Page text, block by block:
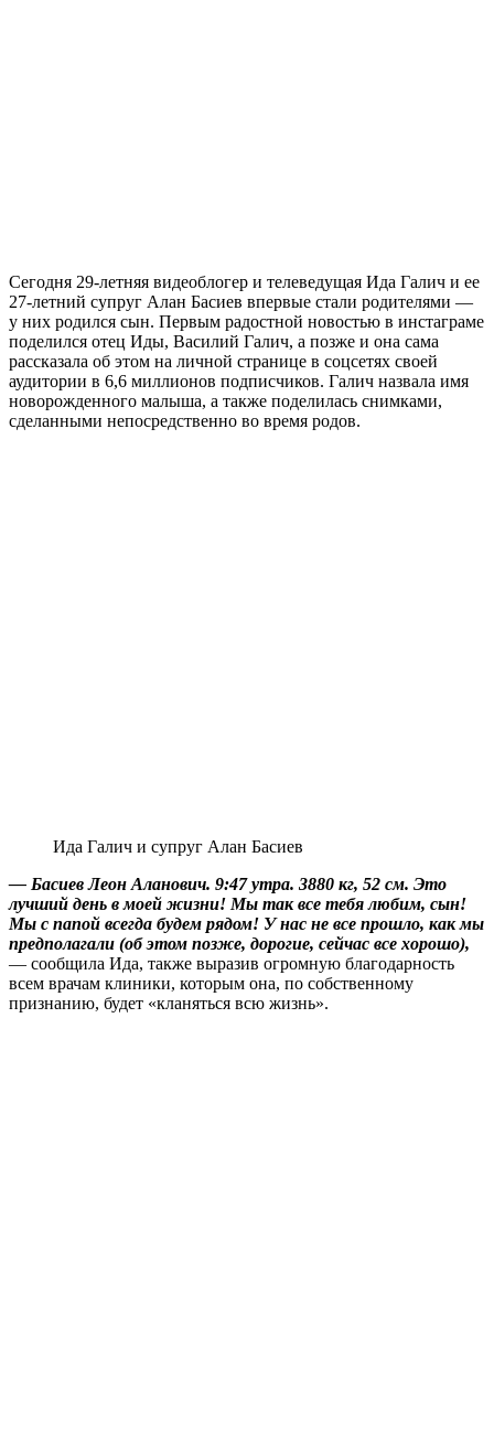
Сегодня 29-летняя видеоблогер и телеведущая Ида Галич и ее
27-летний супруг Алан Басиев впервые стали родителями —
у них родился сын. Первым радостной новостью в инстаграме
поделился отец Иды, Василий Галич, а позже и она сама
рассказала об этом на личной странице в соцсетях своей
аудитории в 6,6 миллионов подписчиков. Галич назвала имя
новорожденного малыша, а также поделилась снимками,
сделанными непосредственно во время родов.
Ида Галич и супруг Алан Басиев
— Басиев Леон Аланович. 9:47 утра. 3880 кг, 52 см. Это
лучший день в моей жизни! Мы так все тебя любим, сын!
Мы с папой всегда будем рядом! У нас не все прошло, как мы
предполагали (об этом позже, дорогие, сейчас все хорошо),
— сообщила Ида, также выразив огромную благодарность
всем врачам клиники, которым она, по собственному
признанию, будет «кланяться всю жизнь».